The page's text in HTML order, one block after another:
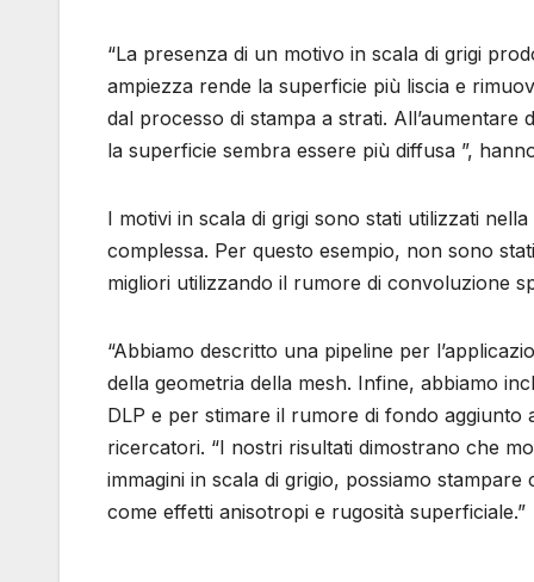
“La presenza di un motivo in scala di grigi
ampiezza rende la superficie più liscia e
dal processo di stampa a strati. All’aumentare
la superficie sembra essere più diffusa ”,
I motivi in ​​scala di grigi sono stati utilizzati
complessa. Per questo esempio, non sono
migliori utilizzando il rumore di convoluzione
“Abbiamo descritto una pipeline per
della geometria della mesh. Infine, abbiamo
DLP e per stimare il rumore di fondo
ricercatori. “I nostri risultati dimostrano che
immagini in scala di grigio, possiamo
come effetti anisotropi e rugosità superficiale.”